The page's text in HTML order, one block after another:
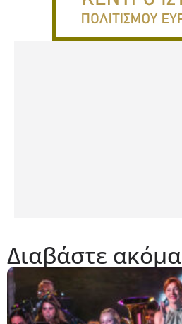
Διαβάστε ακόμα